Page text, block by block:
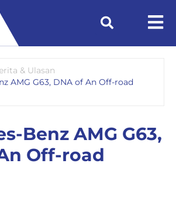
& Ulasan
AMG G63, DNA of An Off-road
Benz AMG G63,
Off-road